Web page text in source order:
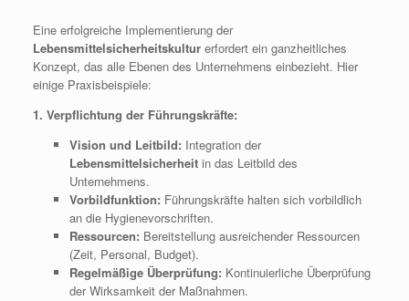
Eine erfolgreiche Implementierung der
Lebensmittelsicherheitskultur erfordert ein ganzheitliches
Konzept, das alle Ebenen des Unternehmens einbezieht. Hier
einige Praxisbeispiele:
1. Verpflichtung der Führungskräfte:
Vision und Leitbild: Integration der
Lebensmittelsicherheitin das Leitbild des
Unternehmens.
Vorbildfunktion: Führungskräfte halten sich vorbildlich
an die Hygienevorschriften.
Ressourcen: Bereitstellung ausreichender Ressourcen
(Zeit, Personal, Budget).
Regelmäßige Überprüfung: Kontinuierliche Überprüfung
der Wirksamkeit der Maßnahmen.